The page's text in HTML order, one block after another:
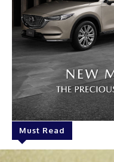
Must Read